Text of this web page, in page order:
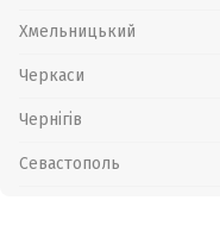
Хмельницький
Черкаси
Чернігів
Севастополь